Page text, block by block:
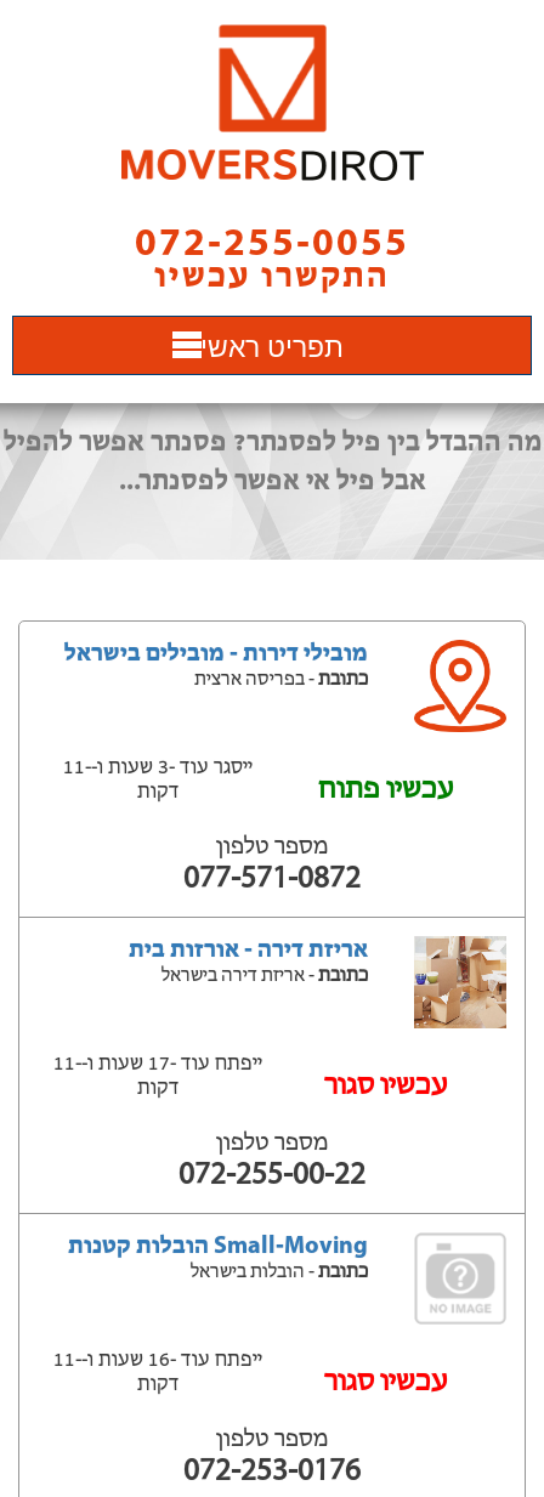
072-255-0055
התקשרו עכשיו
תפריט ראשי
מה ההבדל בין פיל לפסנתר? פסנתר אפשר להפיל
אבל פיל אי אפשר לפסנתר...
מובילי דירות - מובילים בישראל
כתובת- בפריסה ארצית
עכשיו פתוח
ייסגר עוד -3 שעות ‫ו--11
דקות
מספר טלפון
077-571-0872
אריזת דירה - אורזות בית
כתובת- אריזת דירה בישראל
‫עכשיו סגור
ייפתח עוד -17 שעות ‫ו--11
דקות
מספר טלפון
072-255-00-22
Small-Moving הובלות קטנות
כתובת- הובלות בישראל
‫עכשיו סגור
ייפתח עוד -16 שעות ‫ו--11
דקות
מספר טלפון
072-253-0176